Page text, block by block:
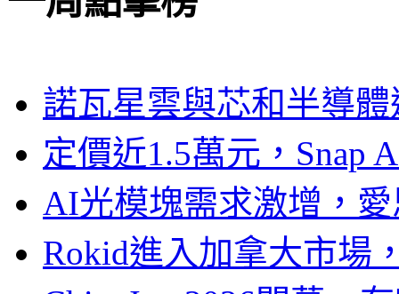
諾瓦星雲與芯和半導
定價近1.5萬元，Snap
AI光模塊需求激增，
Rokid進入加拿大市場